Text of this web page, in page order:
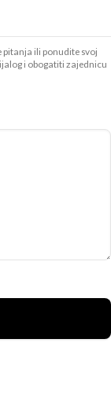
pitanja ili ponudite svoj
i obogatiti zajednicu